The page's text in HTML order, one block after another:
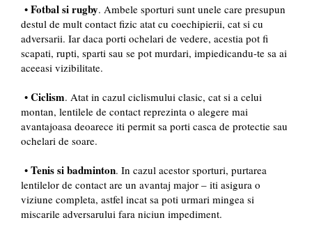
• Fotbal si rugby. Ambele sporturi sunt unele care presupun
destul de mult contact fizic atat cu coechipierii, cat si cu
adversarii. Iar daca porti ochelari de vedere, acestia pot fi
scapati, rupti, sparti sau se pot murdari, impiedicandu-te sa ai
aceeasi vizibilitate.
• Ciclism. Atat in cazul ciclismului clasic, cat si a celui
montan, lentilele de contact reprezinta o alegere mai
avantajoasa deoarece iti permit sa porti casca de protectie sau
ochelari de soare.
• Tenis si badminton. In cazul acestor sporturi, purtarea
lentilelor de contact are un avantaj major – iti asigura o
viziune completa, astfel incat sa poti urmari mingea si
miscarile adversarului fara niciun impediment.